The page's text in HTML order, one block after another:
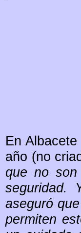
En
año (no
que no
seguridad.
aseguró
permiten